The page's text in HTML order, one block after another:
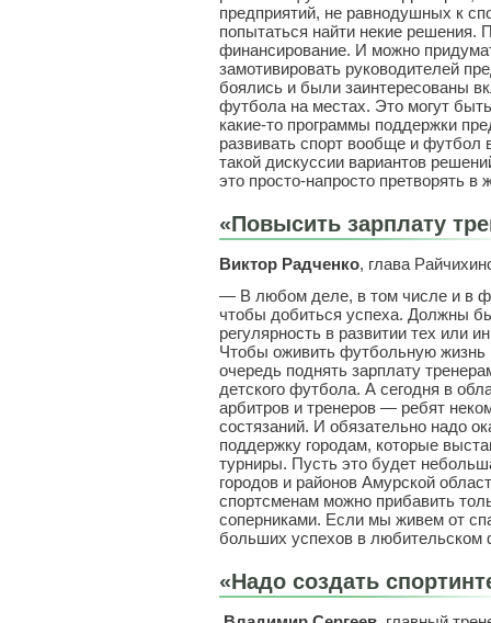
предприятий, не равнодушных к
попытаться найти некие решения.
финансирование. И можно
замотивировать руководителей
боялись и были заинтересованы
футбола на местах. Это могут
какие-то программы поддержки
развивать спорт вообще и футбол
такой дискуссии вариантов
это просто-напросто претворять в
«Повысить зарплату
Виктор Радченко, глава
— В любом деле, в том числе и в
чтобы добиться успеха. Должны
регулярность в развитии тех или
Чтобы оживить футбольную
очередь поднять зарплату
детского футбола. А сегодня в
арбитров и тренеров — ребят
состязаний. И обязательно надо
поддержку городам, которые
турниры. Пусть это будет
городов и районов Амурской
спортсменам можно прибавить
соперниками. Если мы живем от
больших успехов в
«Надо создать